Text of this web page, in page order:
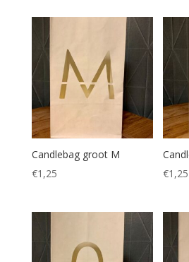
Candlebag groot M
€1,25
€1,25